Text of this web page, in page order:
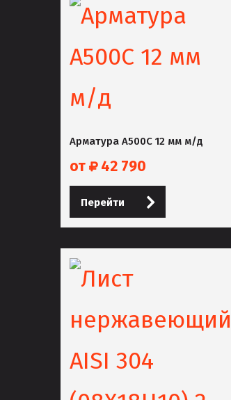
Арматура А500С 12 мм м/д
от 42 790
Перейти